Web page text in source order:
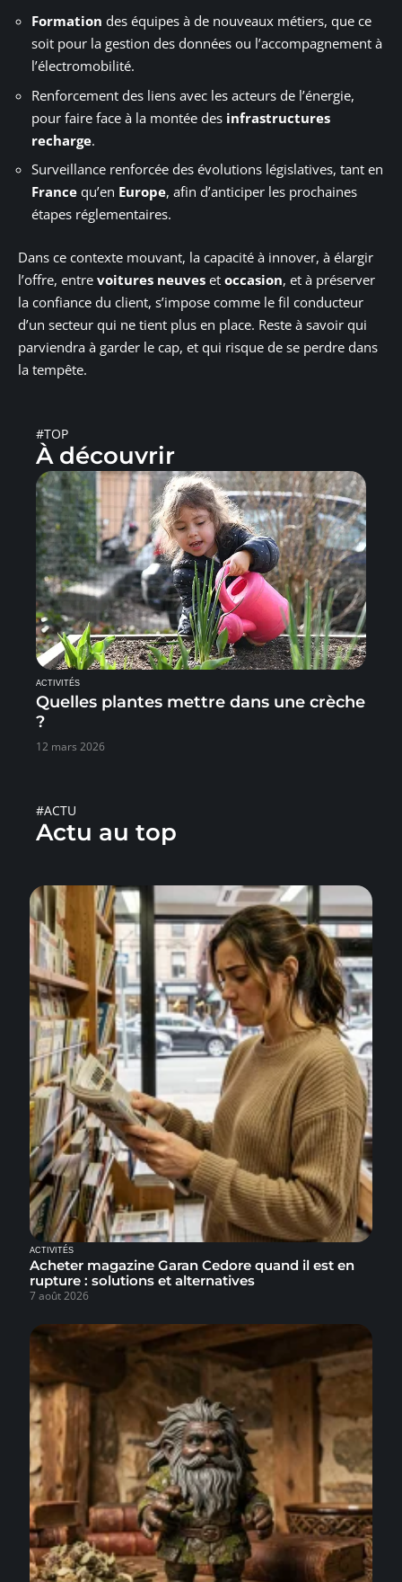
Formation des équipes à de nouveaux métiers, que ce
soit pour la gestion des données ou l’accompagnement à
l’électromobilité.
Renforcement des liens avec les acteurs de l’énergie,
pour faire face à la montée des infrastructures
recharge.
Surveillance renforcée des évolutions législatives, tant en
France qu’en Europe, afin d’anticiper les prochaines
étapes réglementaires.
Dans ce contexte mouvant, la capacité à innover, à élargir
l’offre, entre voitures neuves et occasion, et à préserver
la confiance du client, s’impose comme le fil conducteur
d’un secteur qui ne tient plus en place. Reste à savoir qui
parviendra à garder le cap, et qui risque de se perdre dans
la tempête.
#TOP
À découvrir
ACTIVITÉS
Quelles plantes mettre dans une crèche
?
12 mars 2026
#ACTU
Actu au top
ACTIVITÉS
Acheter magazine Garan Cedore quand il est en
rupture : solutions et alternatives
7 août 2026